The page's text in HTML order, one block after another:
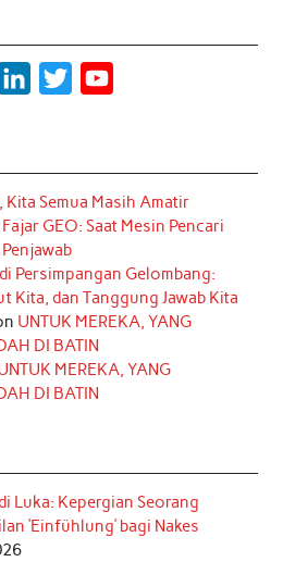
k
e
d
I
n
t
t
r
T
u
e
Kita Semua Masih Amatir
Fajar GEO: Saat Mesin Pencari
Persimpangan Gelombang:
Kita, dan Tanggung Jawab Kita
UNTUK MEREKA, YANG
DI BATIN
MEREKA, YANG
DI BATIN
Luka: Kepergian Seorang
‘Einfühlung’ bagi Nakes